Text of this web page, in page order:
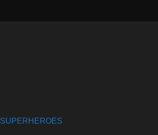
SUPERHEROES